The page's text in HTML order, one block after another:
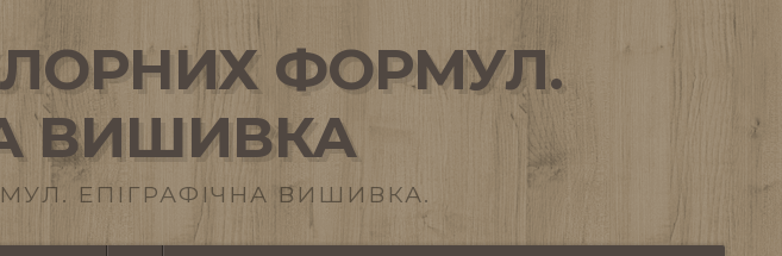
ФОРМУЛ.
ВИШИВКА
ЕПІГРАФІЧНА ВИШИВКА.